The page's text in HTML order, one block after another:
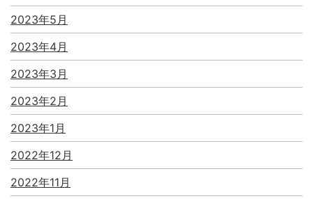
2023年5月
2023年4月
2023年3月
2023年2月
2023年1月
2022年12月
2022年11月